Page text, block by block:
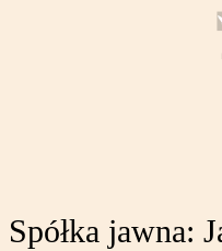
Spółka jawna: